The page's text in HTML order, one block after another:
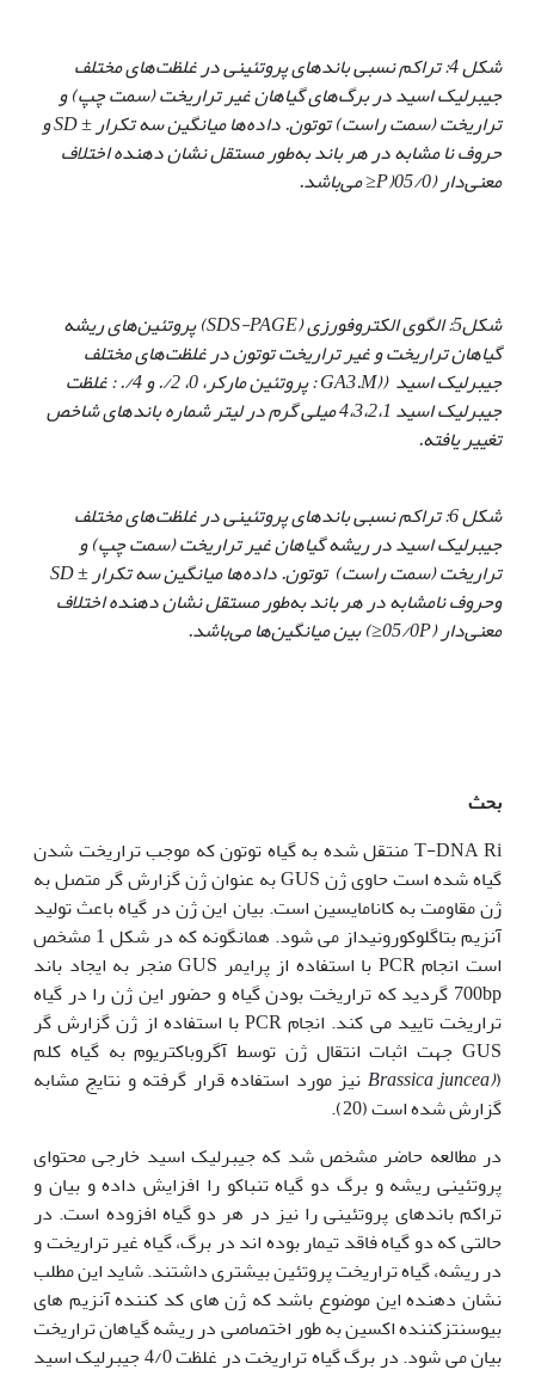
شکل 4: تراکم نسبی باند های پروتئینی در غلظتهای مختلف
جیبرلیک اسید در برگهای گیاهان غیر تراریخت (سمت چپ) و
تراریخت (سمت راست) توتون. دادهها میانگین سه تکرار ±SDو
حروف نا مشابه در هر باند بهطور مستقل نشاندهنده اختلاف
معنیدار (05/0 (P≤ میباشد.
شکل5: الگوی الکتروفورزی (SDS-PAGE) پروتئینهای ریشه
گیاهان تراریخت و غیر تراریخت توتون در غلظتهای مختلف
جیبرلیک اسید ((GA3
.M
: پروتئین مارکر، 0، 2/. و 4/. : غلظت
جیبرلیک اسید 4،3،2،1 میلی گرم در لیتر شماره باندهای شاخص
تغییر یافته.
شکل 6: تراکم نسبی باند های پروتئینی در غلظتهای مختلف
جیبرلیک اسید در ریشه گیاهان غیر تراریخت (سمت چپ) و
تراریخت (سمت راست) توتون. دادهها میانگین سه تکرار ±SD
وحروف نامشابه در هر باند بهطور مستقل نشاندهنده اختلاف
معنیدار (05/0P≤ ) بین میانگینها میباشد.
بحث
T-DNA Ri منتقل شده به گیاه توتون که موجب تراریخت شدن
گیاه شده است حاوی ژن GUS به عنوان ژن گزارش گر متصل به
ژن مقاومت به کانامایسین است. بیان این ژن در گیاه باعث تولید
آنزیم بتاگلوکورونیداز می شود. همانگونه که در شکل 1 مشخص
است انجام PCR با استفاده از پرایمر GUS منجر به ایجاد باند
700bp گردید که تراریخت بودن گیاه و حضور این ژن را در گیاه
تراریخت تایید می کند. انجام PCR با استفاده از ژن گزارش گر
GUS جهت اثبات انتقال ژن توسط آگروباکتریوم به گیاه کلم
(
(Brassica juncea
نیز مورد استفاده قرار گرفته و نتایج مشابه
گزارش شده است (20).
در مطالعه حاضر مشخص شد که جیبرلیک اسید خارجی محتوای
پروتئینی ریشه و برگ دو گیاه تنباکو را افزایش داده و بیان و
تراکم باندهای پروتئینی را نیز در هر دو گیاه افزوده است. در
حالتی که دو گیاه فاقد تیمار بوده اند در برگ، گیاه غیر تراریخت و
در ریشه، گیاه تراریخت پروتئین بیشتری داشتند. شاید این مطلب
نشان دهنده این موضوع باشد که ژن های کد کننده آنزیم های
بیوسنتزکننده اکسین به طور اختصاصی در ریشه گیاهان تراریخت
بیان می شود. در برگ گیاه تراریخت در غلظت 4/0 جیبرلیک اسید